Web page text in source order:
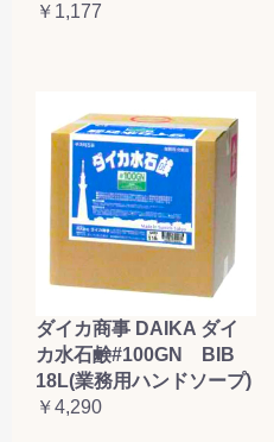
￥1,177
ダイカ商事 DAIKA ダイ
カ水石鹸#100GN BIB
18L(業務用ハンドソープ)
￥4,290